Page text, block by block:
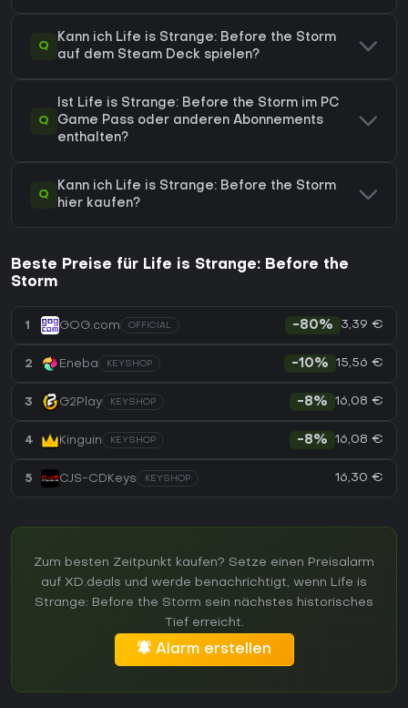
Q
Kann ich Life is Strange: Before the Storm
auf dem Steam Deck spielen?
Q
Ist Life is Strange: Before the Storm im PC
Game Pass oder anderen Abonnements
enthalten?
Q
Kann ich Life is Strange: Before the Storm
hier kaufen?
Beste Preise für Life is Strange: Before the
Storm
1 GOG.com OFFICIAL -80% 3,39 €
2 Eneba KEYSHOP -10% 15,56 €
3 G2Play KEYSHOP -8% 16,08 €
4 Kinguin KEYSHOP -8% 16,08 €
5 CJS-CDKeys KEYSHOP 16,30 €
Zum besten Zeitpunkt kaufen? Setze einen Preisalarm
auf XD.deals und werde benachrichtigt, wenn Life is
Strange: Before the Storm sein nächstes historisches
Tief erreicht.
Alarm erstellen